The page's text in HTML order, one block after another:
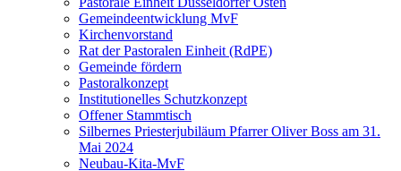
Gemeindeentwicklung MvF
Kirchenvorstand
Rat der Pastoralen Einheit (RdPE)
Gemeinde fördern
Pastoralkonzept
Institutionelles Schutzkonzept
Offener Stammtisch
Silbernes Priesterjubiläum Pfarrer Oliver Boss am 31.
Mai 2024
Neubau-Kita-MvF